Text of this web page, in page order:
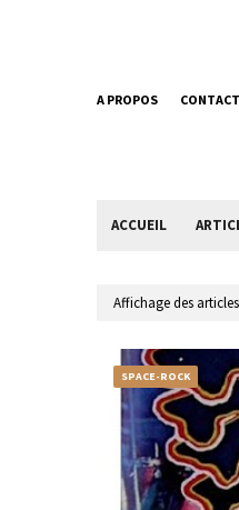
A PROPOS CONTACT
ACCUEIL
Affichage des
SPACE-ROCK